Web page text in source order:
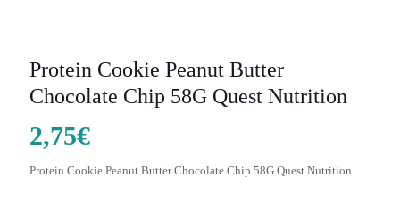
Protein Cookie Peanut Butter
Chocolate Chip 58G Quest Nutrition
2,75€
Protein Cookie Peanut Butter Chocolate Chip 58G Quest Nutrition